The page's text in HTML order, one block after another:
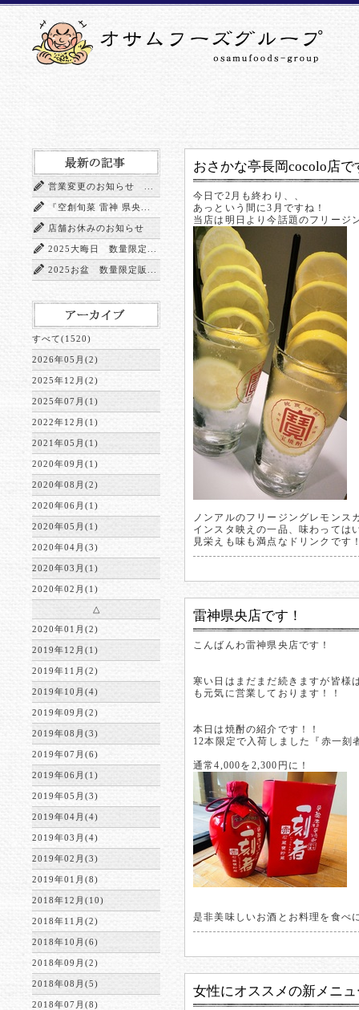
営業変更のお知らせ ...
『空創旬菜 雷神 県央...
店舗お休みのお知らせ
2025大晦日 数量限定...
2025お盆 数量限定販...
すべて(1520)
2026年05月(2)
2025年12月(2)
2025年07月(1)
2022年12月(1)
2021年05月(1)
2020年09月(1)
2020年08月(2)
2020年06月(1)
2020年05月(1)
2020年04月(3)
2020年03月(1)
2020年02月(1)
△
2020年01月(2)
2019年12月(1)
2019年11月(2)
2019年10月(4)
2019年09月(2)
2019年08月(3)
2019年07月(6)
2019年06月(1)
2019年05月(3)
2019年04月(4)
2019年03月(4)
2019年02月(3)
2019年01月(8)
2018年12月(10)
2018年11月(2)
2018年10月(6)
2018年09月(2)
2018年08月(5)
2018年07月(8)
おさかな亭長岡cocolo店で
今日で2月も終わり、、
あっという間に3月ですね！
当店は明日より今話題のフリージ
ノンアルのフリージングレモンス
インスタ映えの一品、味わっては
見栄えも味も満点なドリンクです
雷神県央店です！
こんばんわ雷神県央店です！
寒い日はまだまだ続きますが皆様
も元気に営業しております！！
本日は焼酎の紹介です！！
12本限定で入荷しました『赤一刻
通常4,000を2,300円に！
是非美味しいお酒とお料理を食べ
女性にオススメの新メニ